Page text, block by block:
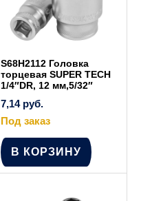
S68H2112 Головка
торцевая SUPER TECH
1/4″DR, 12 мм,5/32″
7,14 руб.
Под заказ
В КОРЗИНУ